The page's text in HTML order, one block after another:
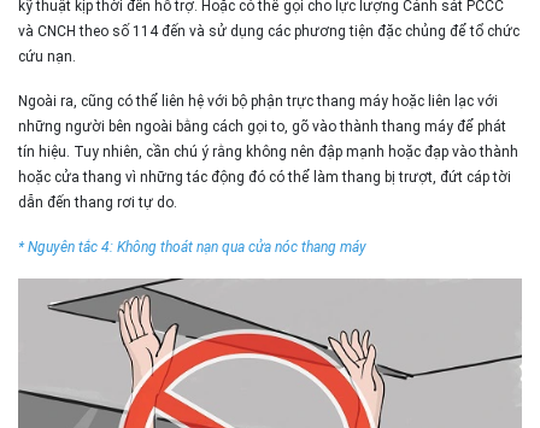
kỹ thuật kịp thời đến hỗ trợ. Hoặc có thể gọi cho lực lượng Cảnh sát PCCC
và CNCH theo số 114 đến và sử dụng các phương tiện đặc chủng để tổ chức
cứu nạn.
Ngoài ra, cũng có thể liên hệ với bộ phận trực thang máy hoặc liên lạc với
những người bên ngoài bằng cách gọi to, gõ vào thành thang máy để phát
tín hiệu. Tuy nhiên, cần chú ý rằng không nên đập mạnh hoặc đạp vào thành
hoặc cửa thang vì những tác động đó có thể làm thang bị trượt, đứt cáp tời
dẫn đến thang rơi tự do.
* Nguyên tắc 4: Không thoát nạn qua cửa nóc thang máy